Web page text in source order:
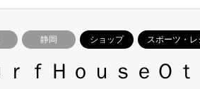
静岡 ショップ スポーツ・レ
ｒｆＨｏｕｓｅＯｔ